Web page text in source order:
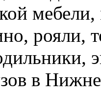
рояли,
в